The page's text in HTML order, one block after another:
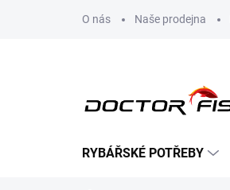
O nás Naše prodejna
RYBÁŘSKÉ POTŘEBY